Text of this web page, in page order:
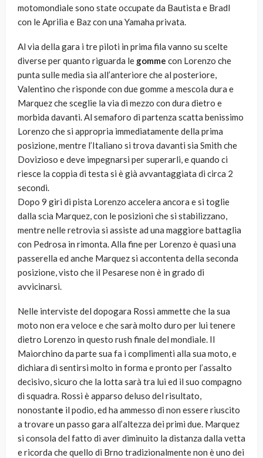
motomondiale sono state occupate da Bautista e Bradl
con le Aprilia e Baz con una Yamaha privata.
Al via della gara i tre piloti in prima fila vanno su scelte
diverse per quanto riguarda le gomme con Lorenzo che
punta sulle media sia all’anteriore che al posteriore,
Valentino che risponde con due gomme a mescola dura e
Marquez che sceglie la via di mezzo con dura dietro e
morbida davanti. Al semaforo di partenza scatta benissimo
Lorenzo che si appropria immediatamente della prima
posizione, mentre l’Italiano si trova davanti sia Smith che
Dovizioso e deve impegnarsi per superarli, e quando ci
riesce la coppia di testa si è già avvantaggiata di circa 2
secondi.
Dopo 9 giri di pista Lorenzo accelera ancora e si toglie
dalla scia Marquez, con le posizioni che si stabilizzano,
mentre nelle retrovia si assiste ad una maggiore battaglia
con Pedrosa in rimonta. Alla fine per Lorenzo è quasi una
passerella ed anche Marquez si accontenta della seconda
posizione, visto che il Pesarese non è in grado di
avvicinarsi.
Nelle interviste del dopogara Rossi ammette che la sua
moto non era veloce e che sarà molto duro per lui tenere
dietro Lorenzo in questo rush finale del mondiale. Il
Maiorchino da parte sua fa i complimenti alla sua moto, e
dichiara di sentirsi molto in forma e pronto per l’assalto
decisivo, sicuro che la lotta sarà tra lui ed il suo compagno
di squadra. Rossi è apparso deluso del risultato,
nonostante il podio, ed ha ammesso di non essere riuscito
a trovare un passo gara all’altezza dei primi due. Marquez
si consola del fatto di aver diminuito la distanza dalla vetta
e ricorda che quello di Brno tradizionalmente non è uno dei